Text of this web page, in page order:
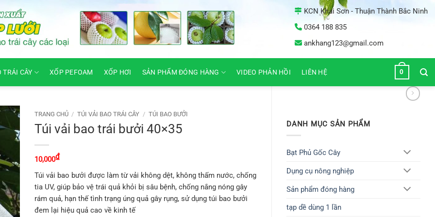
KCN Khai Sơn - Thuận Thành Bắc Ninh
0364 188 835
ankhang123@gmail.com
TRÁI CÂY XỐP PEFOAM XỐP HƠI SẢN PHẨM ĐÓNG HÀNG VIDEO PHẢN HỒI LIÊN HỆ 0
DANH MỤC SẢN PHẨM
Bạt Phủ Gốc Cây
Dụng cụ nông nghiệp
Sản phẩm đóng hàng
tạp dề dùng 1 lần
TRANG CHỦ / TÚI VẢI BAO TRÁI CÂY / TÚI BAO BƯỞI
Túi vải bao trái bưởi 40×35
10,000₫
Túi vải bao bưởi được làm từ vải không dệt, không thấm nước, chống
tia UV, giúp bảo vệ trái quả khỏi bị sâu bệnh, chống nắng nóng gây
rám quả, hạn thế tình trạng úng quả gây rụng, sử dụng túi bao bưởi
đem lại hiệu quả cao về kinh tế